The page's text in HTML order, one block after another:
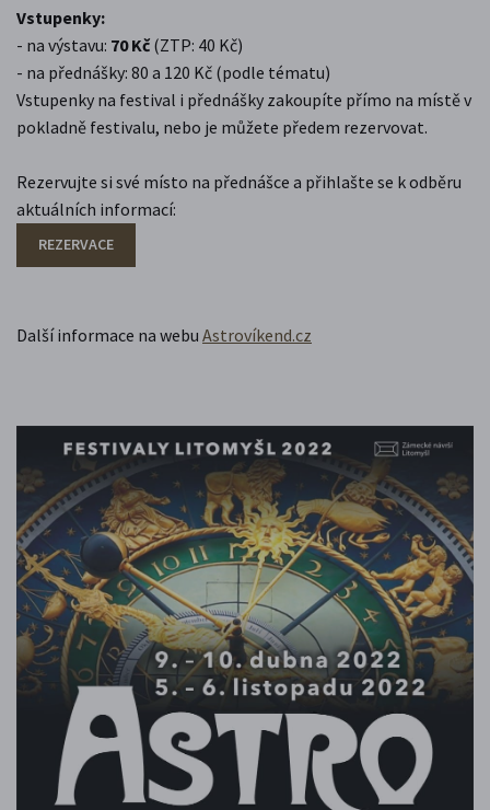
Vstupenky:
- na výstavu: 70 Kč (ZTP: 40 Kč)
- na přednášky: 80 a 120 Kč (podle tématu)
Vstupenky na festival i přednášky zakoupíte přímo na místě v
pokladně festivalu, nebo je můžete předem rezervovat.
Rezervujte si své místo na přednášce a přihlašte se k odběru
aktuálních informací:
REZERVACE
Další informace na webu Astrovíkend.cz